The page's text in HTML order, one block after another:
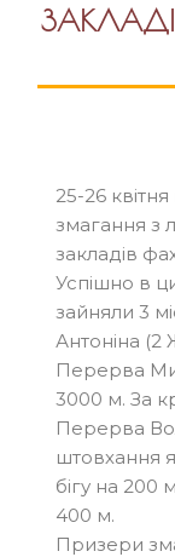
25-26
змагання з
закладів
Успішно в
зайняли 3
Антоніна (2
Перерва
3000 м. За
Перерва
штовхання
бігу на 200
400 м.
Призери